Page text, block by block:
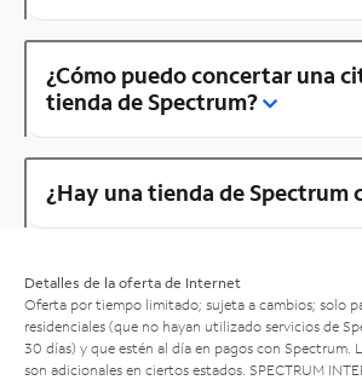
¿Cómo puedo concertar una
tienda de Spectrum?
¿Hay una tienda de Spectrum
Detalles de la oferta de Internet
Oferta por tiempo limitado; sujeta a cambios; solo
residenciales (que no hayan utilizado servicios de
30 días) y que estén al día en pagos con Spectrum.
son adicionales en ciertos estados. SPECTRUM